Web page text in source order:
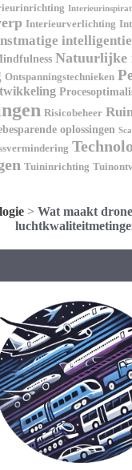
Interieurverlichting
intelligentie
Natuurlijke
Ontspanningstechnieken
Risicobeheer
oplossingen
Tuininrichting
> Wat maakt